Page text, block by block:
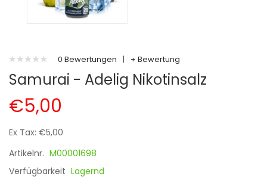
0 Bewertungen | + Bewertung
Samurai - Adelig Nikotinsalz
€5,00
Ex Tax: €5,00
Artikelnr. M00001698
Verfügbarkeit Lagernd